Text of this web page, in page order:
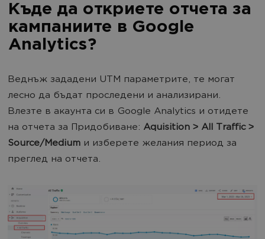
Къде да откриете отчета за
кампаниите в Google
Analytics?
Веднъж зададени UTM параметрите, те могат
лесно да бъдат проследени и анализирани.
Влезте в акаунта си в Google Analytics и отидете
на отчета за Придобиване: Aquisition ˃ All Traffic ˃
Source/Medium и изберете желания период за
преглед на отчета.